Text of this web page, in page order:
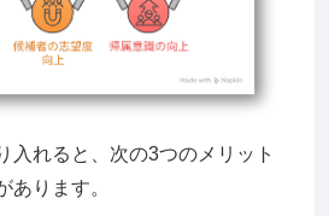
入れると、次の3つのメリット
あります。